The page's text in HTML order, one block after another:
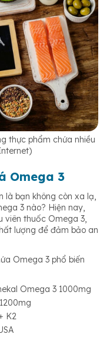
thực phẩm chứa nhiều
Omega 3
là bạn không còn xa lạ,
3 nào? Hiện nay,
viên thuốc Omega 3,
lượng để đảm bảo an
Omega 3 phổ biến
Omega 3 1000mg
K2